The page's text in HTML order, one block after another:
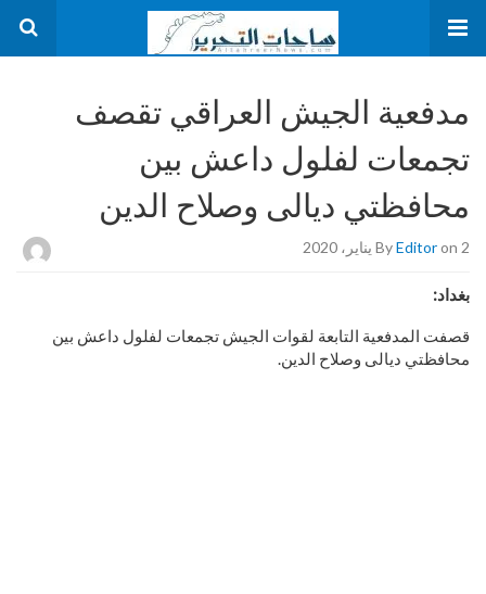
مدفعية الجيش العراقي تقصف
تجمعات لفلول داعش بين
محافظتي ديالى وصلاح الدين
ByEditoron 2 يناير، 2020
بغداد:
قصفت المدفعية التابعة لقوات الجيش تجمعات لفلول داعش بين
محافظتي ديالى وصلاح الدين.